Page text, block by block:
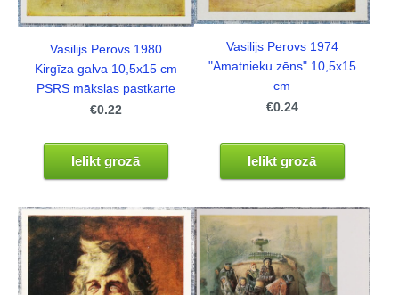
Vasilijs Perovs 1980
Kirgīza galva 10,5x15 cm
PSRS mākslas pastkarte
€0.22
Ielikt grozā
Vasilijs Perovs 1974
"Amatnieku zēns" 10,5x15
cm
€0.24
Ielikt grozā